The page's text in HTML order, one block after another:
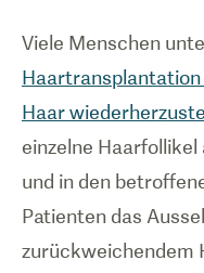
Viele Menschen
Haar
einzelne
und in den
Patienten das
zurückweichendem